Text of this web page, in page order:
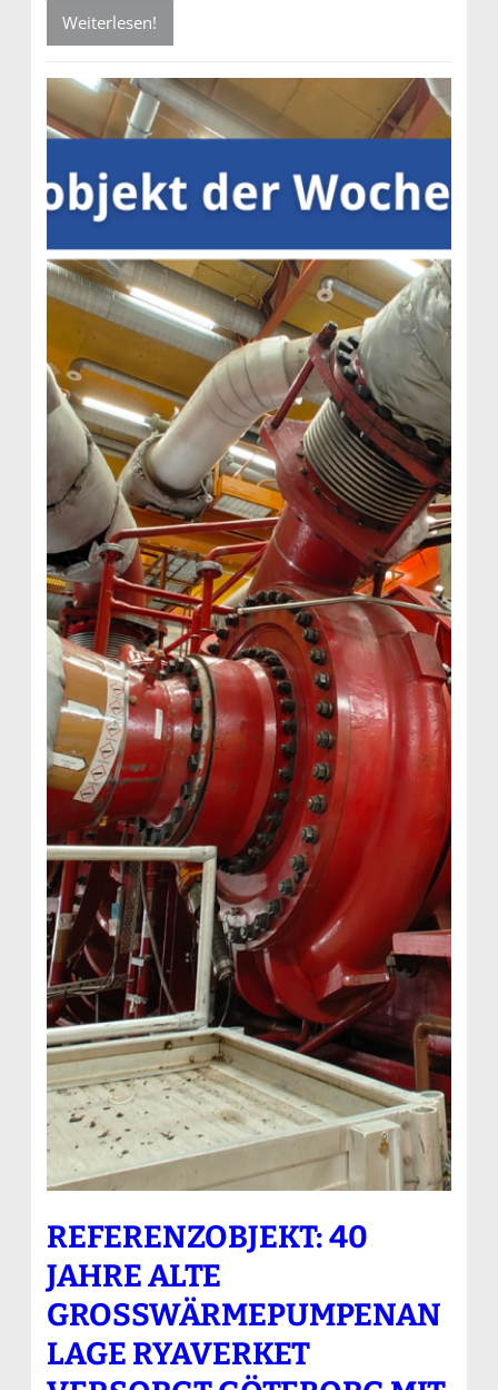
Weiterlesen!
REFERENZOBJEKT: 40
JAHRE ALTE
GROSSWÄRMEPUMPENANL
AGE RYAVERKET V